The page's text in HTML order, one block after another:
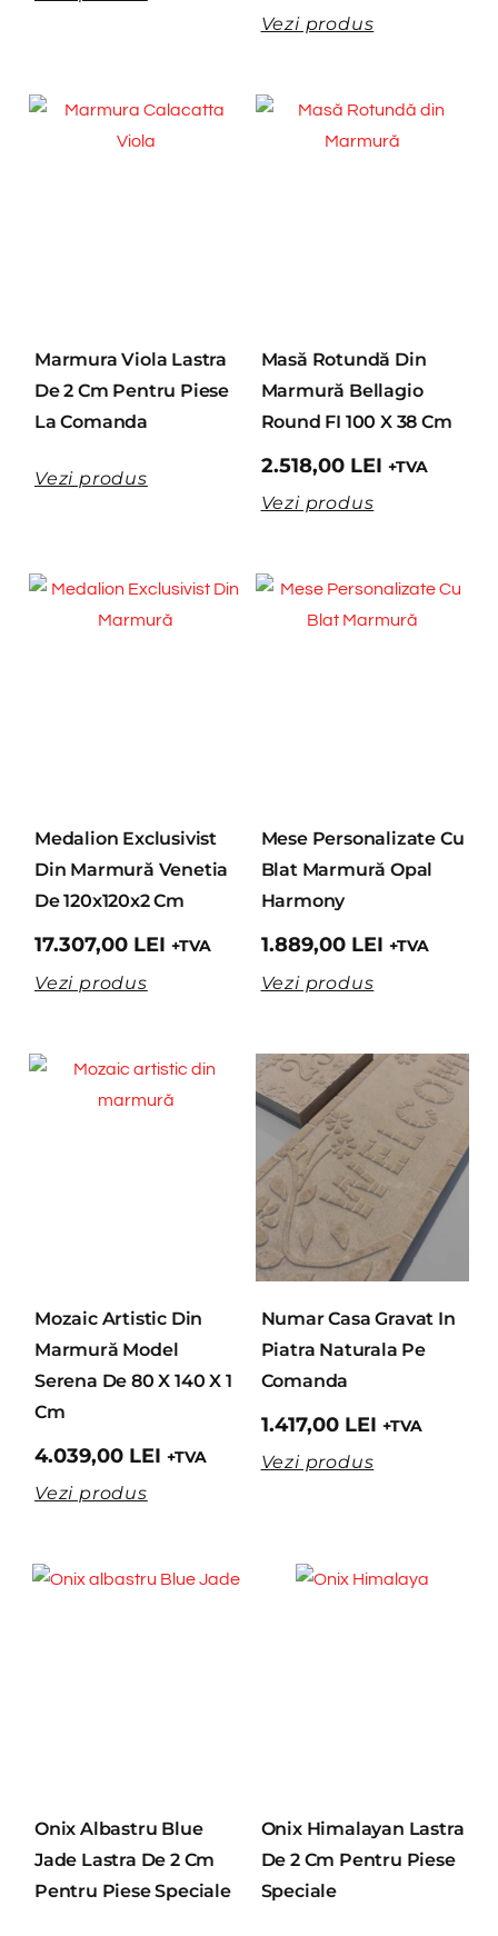
Vezi produs
Marmura Viola Lastra
De 2 Cm Pentru Piese
La Comanda
Vezi produs
Masă Rotundă Din
Marmură Bellagio
Round FI 100 X 38 Cm
2.518,00 LEI +TVA
Vezi produs
Medalion Exclusivist
Din Marmură Venetia
De 120x120x2 Cm
17.307,00 LEI +TVA
Vezi produs
Mese Personalizate Cu
Blat Marmură Opal
Harmony
1.889,00 LEI +TVA
Vezi produs
Mozaic Artistic Din
Marmură Model
Serena De 80 X 140 X 1
Cm
4.039,00 LEI +TVA
Vezi produs
Numar Casa Gravat In
Piatra Naturala Pe
Comanda
1.417,00 LEI +TVA
Vezi produs
Onix Albastru Blue
Jade Lastra De 2 Cm
Pentru Piese Speciale
Onix Himalayan Lastra
De 2 Cm Pentru Piese
Speciale